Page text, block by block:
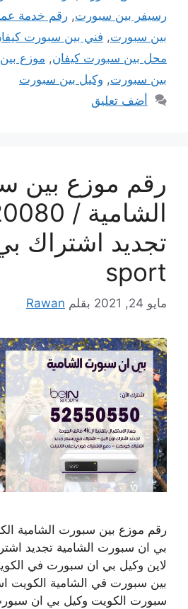
رسيفر بين سبورت, رقم خدمة
بين سبورت, فني بين سبورت
محل بين سبورت كيفان, موزع
بين سبورت, وكيل بين سبورت
أضف تعليق
رقم موزع بين
sport
مايو 24, 2021 بقلم Rawan
رقم موزع بين سبورت الشامية
بي ان سبورت الشامية تجديد
بين سبورت في الشامية الكويت
سبورت الكويت وكيل بي ان